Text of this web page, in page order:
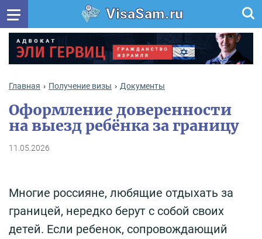
VisaSam.ru
Главная Получение визы Документы
Оформление доверенности
на выезд ребёнка за границу
11.05.2026
Многие россияне, любящие отдыхать за
границей, нередко берут с собой своих
детей. Если ребенок, сопровождающий